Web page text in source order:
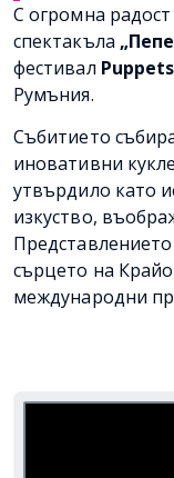
С огромна радост
спектакъла
фестивал
Румъния.
Събитието
иновативни
утвърдило като
изкуство,
сърцето на
международни